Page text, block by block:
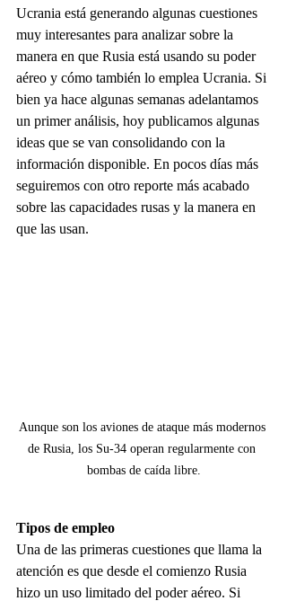
Ucrania está generando algunas cuestiones
muy interesantes para analizar sobre la
manera en que Rusia está usando su poder
aéreo y cómo también lo emplea Ucrania. Si
bien ya hace algunas semanas adelantamos
un primer análisis, hoy publicamos algunas
ideas que se van consolidando con la
información disponible. En pocos días más
seguiremos con otro reporte más acabado
sobre las capacidades rusas y la manera en
que las usan.
Aunque son los aviones de ataque más modernos
de Rusia, los Su-34 operan regularmente con
bombas de caída libre.
Tipos de empleo
Una de las primeras cuestiones que llama la
atención es que desde el comienzo Rusia
hizo un uso limitado del poder aéreo. Si